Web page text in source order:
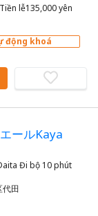
lễ135,000 yên
động khoá
ールKaya
田